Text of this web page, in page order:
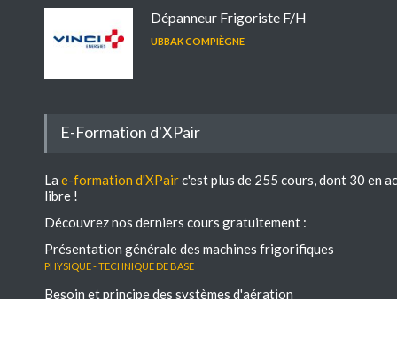
Dépanneur Frigoriste F/H
UBBAK COMPIÈGNE
E-Formation d'XPair
La e-formation d'XPairc'est plus de 255 cours, dont 30 en
libre !
Découvrez nos derniers cours gratuitement :
Présentation générale des machines frigorifiques
Physique - Technique de base
Besoin et principe des systèmes d'aération